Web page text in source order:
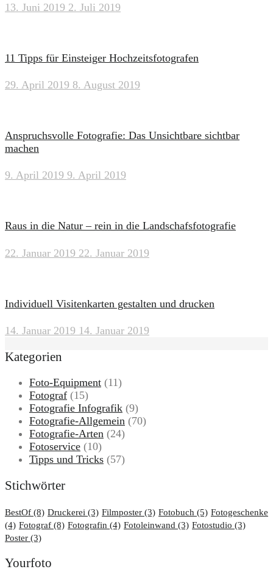
13. Juni 2019 2. Juli 2019
11 Tipps für Einsteiger Hochzeitsfotografen
29. April 2019 8. August 2019
Anspruchsvolle Fotografie: Das Unsichtbare sichtbar
machen
9. April 2019 9. April 2019
Raus in die Natur – rein in die Landschafsfotografie
22. Januar 2019 22. Januar 2019
Individuell Visitenkarten gestalten und drucken
14. Januar 2019 14. Januar 2019
Kategorien
Foto-Equipment (11)
Fotograf (15)
Fotografie Infografik (9)
Fotografie-Allgemein (70)
Fotografie-Arten (24)
Fotoservice (10)
Tipps und Tricks (57)
Stichwörter
BestOf (8) Druckerei (3) Filmposter (3) Fotobuch (5) Fotogeschenke
(4) Fotograf (8) Fotografin (4) Fotoleinwand (3) Fotostudio (3)
Poster (3)
Yourfoto